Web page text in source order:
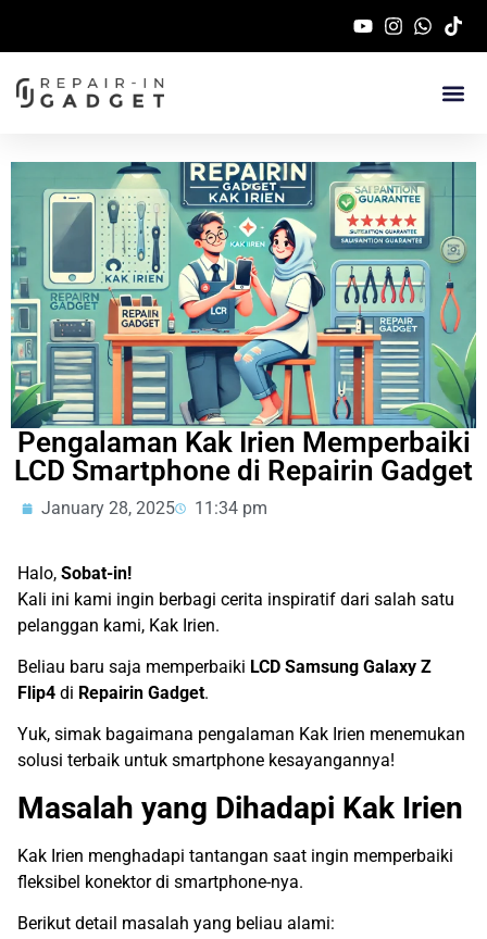
Pengalaman Kak Irien Memperbaiki
LCD Smartphone di Repairin Gadget
January 28, 2025 11:34 pm
Halo, Sobat-in!
Kali ini kami ingin berbagi cerita inspiratif dari salah satu
pelanggan kami, Kak Irien.
Beliau baru saja memperbaiki LCD Samsung Galaxy Z
Flip4 di Repairin Gadget.
Yuk, simak bagaimana pengalaman Kak Irien menemukan
solusi terbaik untuk smartphone kesayangannya!
Masalah yang Dihadapi Kak Irien
Kak Irien menghadapi tantangan saat ingin memperbaiki
fleksibel konektor di smartphone-nya.
Berikut detail masalah yang beliau alami: